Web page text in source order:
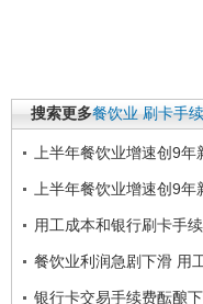
搜索更多餐饮业 刷卡手
上半年餐饮业增速创9年
上半年餐饮业增速创9
用工成本和银行刷卡手
餐饮业利润急剧下滑 用
银行卡交易手续费酝酿